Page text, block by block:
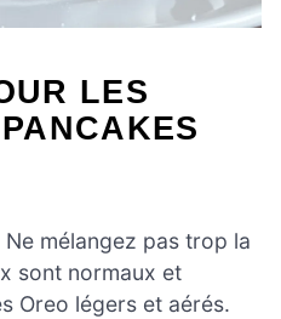
LES
Ne mélangez pas trop la
sont normaux et
Oreo légers et aérés.